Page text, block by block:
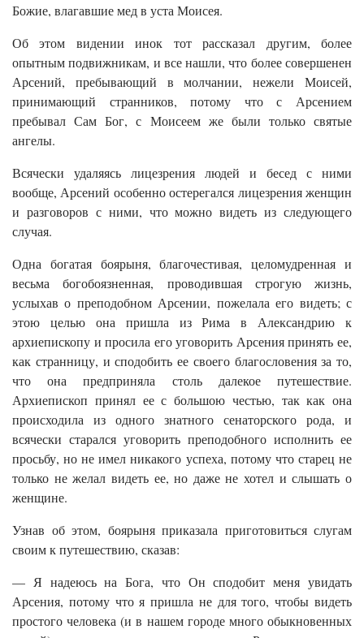
Божие, влагавшие мед в уста Моисея.
Об этом видении инок тот рассказал другим, более
опытным подвижникам, и все нашли, что более совершенен
Арсений, пребывающий в молчании, нежели Моисей,
принимающий странников, потому что с Арсением
пребывал Сам Бог, с Моисеем же были только святые
ангелы.
Всячески удаляясь лицезрения людей и бесед с ними
вообще, Арсений особенно остерегался лицезрения женщин
и разговоров с ними, что можно видеть из следующего
случая.
Одна богатая боярыня, благочестивая, целомудренная и
весьма богобоязненная, проводившая строгую жизнь,
услыхав о преподобном Арсении, пожелала его видеть; с
этою целью она пришла из Рима в Александрию к
архиепископу и просила его уговорить Арсения принять ее,
как странницу, и сподобить ее своего благословения за то,
что она предприняла столь далекое путешествие.
Архиепископ принял ее с большою честью, так как она
происходила из одного знатного сенаторского рода, и
всячески старался уговорить преподобного исполнить ее
просьбу, но не имел никакого успеха, потому что старец не
только не желал видеть ее, но даже не хотел и слышать о
женщине.
Узнав об этом, боярыня приказала приготовиться слугам
своим к путешествию, сказав:
— Я надеюсь на Бога, что Он сподобит меня увидать
Арсения, потому что я пришла не для того, чтобы видеть
простого человека (и в нашем городе много обыкновенных